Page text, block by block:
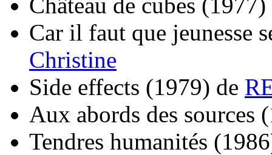
Car il faut que jeunesse
Christine
Side effects (1979) de
Aux abords des sources
Tendres humanités